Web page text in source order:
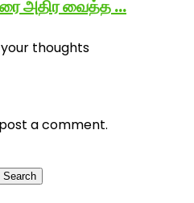
அதிர வைத்த …
thoughts
a comment.
Search